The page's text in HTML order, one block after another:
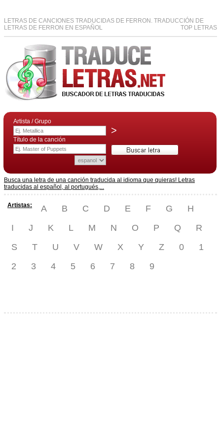
LETRAS DE CANCIONES TRADUCIDAS DE FERRON. TRADUCCIÓN DE
LETRAS DE FERRON EN ESPAÑOL
TOP LETRAS
Artista / Grupo
>
Título de la canción
Busca una letra de una canción traducida al idioma que quieras! Letras
traducidas al español, al portugués,...
Artistas: A B C D E F G
H
I
J K L M N O P Q
R
S
T U V W X Y Z 0
1
2
3 4 5 6 7 8 9